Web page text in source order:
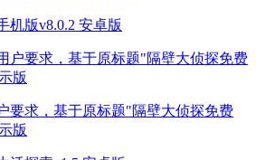
机版v8.0.2 安卓版
要求，基于原标题"隔壁大侦探免费
版